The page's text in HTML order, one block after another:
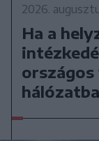
2026.
Ha a